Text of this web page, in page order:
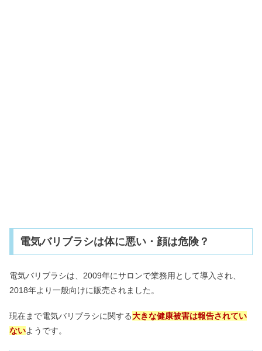
電気バリブラシは体に悪い・顔は危険？
電気バリブラシは、2009年にサロンで業務用として導入され、
2018年より一般向けに販売されました。
現在まで電気バリブラシに関する大きな健康被害は報告されてい
ないようです。